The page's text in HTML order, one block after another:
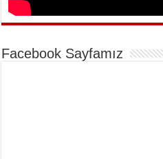
Facebook Sayfamız